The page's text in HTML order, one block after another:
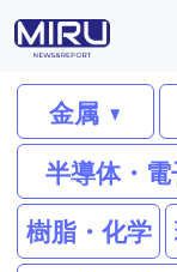
金属
半導体・
樹脂・化学